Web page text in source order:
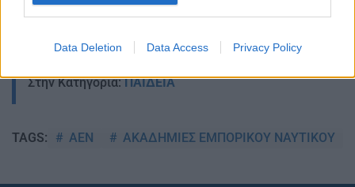
Data Deletion Data Access Privacy Policy
Στην Κατηγορία:ΠΑΙΔΕΙΑ
TAGS: ΑΕΝ ΑΚΑΔΗΜΙΕΣ ΕΜΠΟΡΙΚΟΥ ΝΑΥΤΙΚΟΥ